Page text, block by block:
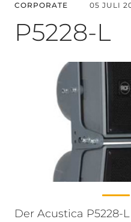
CORPORATE 05 JULI
P5228-L
Der Acustica P5228-